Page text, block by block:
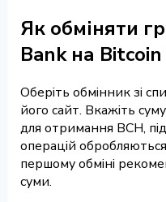
Як обміняти
Bank на Bitcoin
Оберіть обмінник зі
його сайт. Вкажіть
для отримання BCH,
операцій
першому обміні
суми.